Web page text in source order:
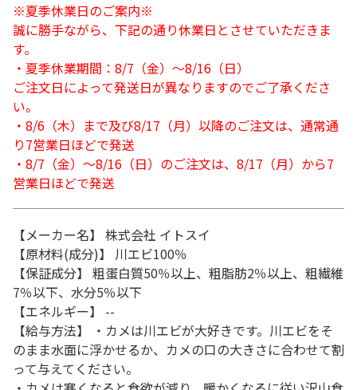
※夏季休業日のご案内※
誠に勝手ながら、下記の通り休業日とさせていただきま
す。
・夏季休業期間：8/7（金）～8/16（日）
ご注文日によって発送日が異なりますのでご了承くださ
い。
・8/6（木）まで及び8/17（月）以降のご注文は、通常通
り7営業日ほどで発送
・8/7（金）～8/16（日）のご注文は、8/17（月）から7
営業日ほどで発送
【メーカー名】 株式会社 イトスイ
【原材料(成分)】 川エビ100％
【保証成分】 粗蛋白質50％以上、粗脂肪2％以上、粗繊維
7％以下、水分5％以下
【エネルギー】 --
【給与方法】 ・カメは川エビが大好きです。川エビをそ
のまま水面に浮かせるか、カメの口の大きさに合わせて割
って与えてください。